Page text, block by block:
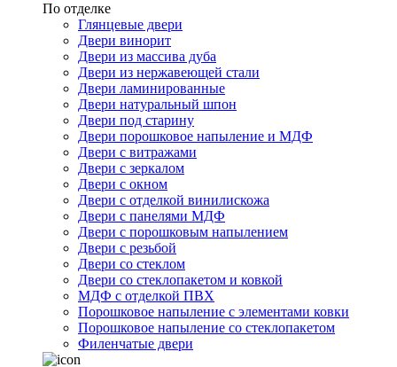
По отделке
Глянцевые двери
Двери винорит
Двери из массива дуба
Двери из нержавеющей стали
Двери ламинированные
Двери натуральный шпон
Двери под старину
Двери порошковое напыление и МДФ
Двери с витражами
Двери с зеркалом
Двери с окном
Двери с отделкой винилискожа
Двери с панелями МДФ
Двери с порошковым напылением
Двери с резьбой
Двери со стеклом
Двери со стеклопакетом и ковкой
МДФ с отделкой ПВХ
Порошковое напыление с элементами ковки
Порошковое напыление со стеклопакетом
Филенчатые двери